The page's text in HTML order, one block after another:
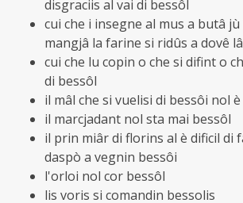
disgraciis al vai di bessôl
cui che i insegne al mus a butâ jù
mangjâ la farine si ridûs a dovê
cui che lu copin o che si difint o
di bessôl
il mâl che si vuelisi di bessôi nol
il marcjadant nol sta mai bessôl
il prin miâr di florins al è dificil di
daspò a vegnin bessôi
l'orloi nol cor bessôl
lis voris si comandin bessolis